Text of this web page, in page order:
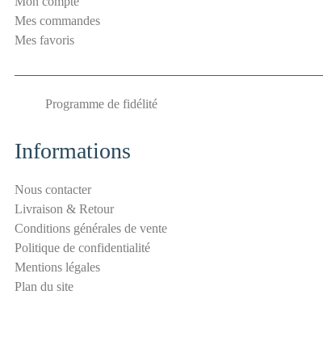
p
a
m
r
t
é
E
-
m
a
Mes commandes
Mes favoris
Programme de fidélité
Informations
Nous contacter
Livraison & Retour
Conditions générales de vente
Politique de confidentialité
Mentions légales
Plan du site